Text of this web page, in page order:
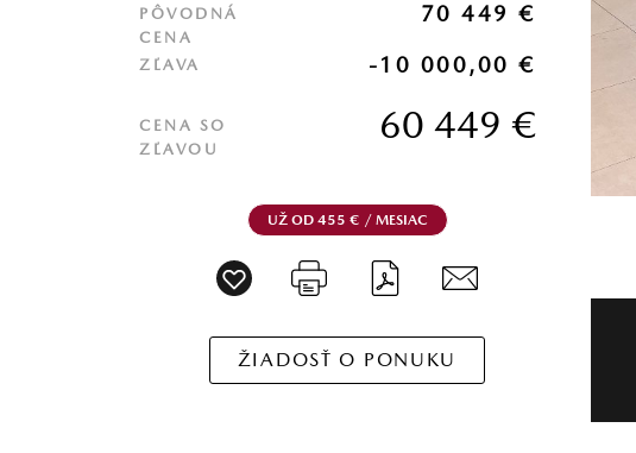
PÔVODNÁ
CENA
70 449 €
ZĽAVA -10 000,00 €
CENA SO
ZĽAVOU
60 449 €
UŽ OD 455 € / MESIAC
ŽIADOSŤ O PONUKU